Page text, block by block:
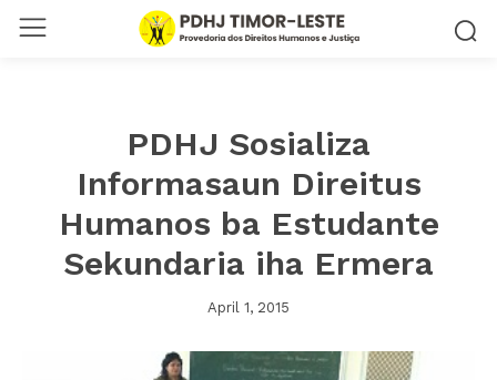
PDHJ Sosializa
Informasaun Direitus
Humanos ba Estudante
Sekundaria iha Ermera
April 1, 2015